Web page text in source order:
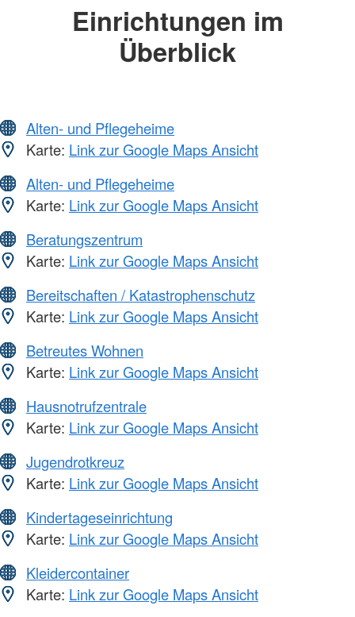
Einrichtungen im
Überblick
Alten- und Pflegeheime
Karte: Link zur Google Maps Ansicht
Alten- und Pflegeheime
Karte: Link zur Google Maps Ansicht
Beratungszentrum
Karte: Link zur Google Maps Ansicht
Bereitschaften / Katastrophenschutz
Karte: Link zur Google Maps Ansicht
Betreutes Wohnen
Karte: Link zur Google Maps Ansicht
Hausnotrufzentrale
Karte: Link zur Google Maps Ansicht
Jugendrotkreuz
Karte: Link zur Google Maps Ansicht
Kindertageseinrichtung
Karte: Link zur Google Maps Ansicht
Kleidercontainer
Karte: Link zur Google Maps Ansicht